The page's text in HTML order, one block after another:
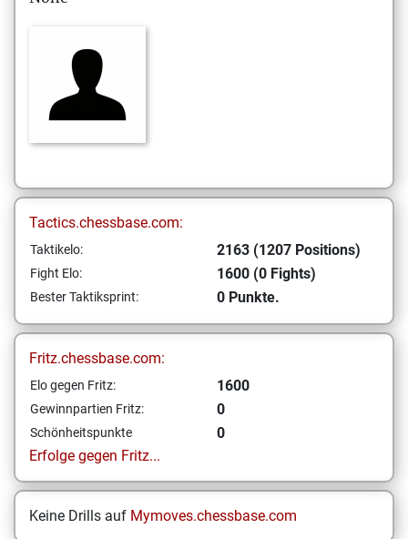
Tactics.chessbase.com:
Taktikelo: 2163 (1207 Positions)
Fight Elo: 1600 (0 Fights)
Bester Taktiksprint: 0 Punkte.
Fritz.chessbase.com:
Elo gegen Fritz: 1600
Gewinnpartien Fritz: 0
Schönheitspunkte
0
Erfolge gegen Fritz...
Keine Drills auf Mymoves.chessbase.com